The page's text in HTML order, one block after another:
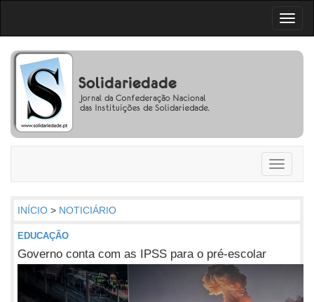
Toggle
INÍCIO > NOTICIÁRIO
EDUCAÇÃO
Governo conta com as IPSS para o pré-escolar